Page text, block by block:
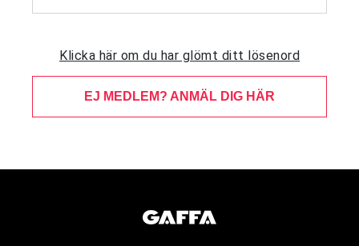
Klicka här om du har glömt ditt lösenord
EJ MEDLEM? ANMÄL DIG HÄR